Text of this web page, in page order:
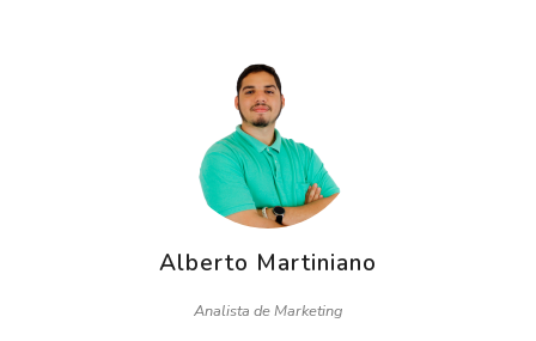
Alberto Martiniano
Analista de Marketing